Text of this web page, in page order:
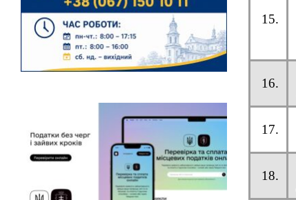
15.
16.
17.
18.